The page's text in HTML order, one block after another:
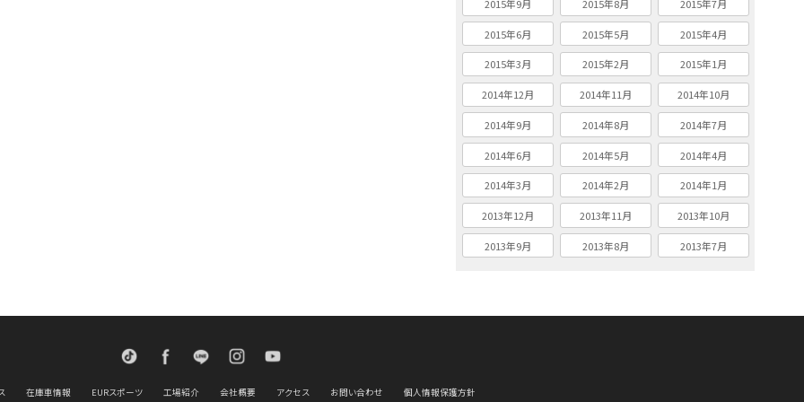
2015年9月 2015年8月 2015年7月
2015年6月 2015年5月 2015年4月
2015年3月 2015年2月 2015年1月
2014年12月 2014年11月 2014年10月
2014年9月 2014年8月 2014年7月
2014年6月 2014年5月 2014年4月
2014年3月 2014年2月 2014年1月
2013年12月 2013年11月 2013年10月
2013年9月 2013年8月 2013年7月
TikTok FacebookLINE
在庫車情報 EURスポーツ 工場紹介 会社概要 アクセス お問い合わせ 個人情報保護方針